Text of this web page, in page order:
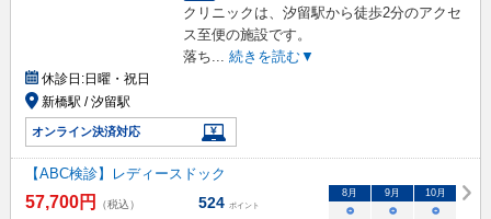
クリニックは、汐留駅から徒歩2分のアクセ
ス至便の施設です。
落ち
続きを読む▼
休診日:日曜・祝日
新橋駅 / 汐留駅
オンライン決済対応
【ABC検診】レディースドック
57,700円 （税込） 524 ポイント
8 月 9 月 10月
○ ○ ○